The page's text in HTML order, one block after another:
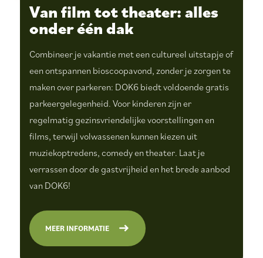
Van film tot theater: alles
onder één dak
Combineer je vakantie met een cultureel uitstapje of
een ontspannen bioscoopavond, zonder je zorgen te
maken over parkeren: DOK6 biedt voldoende gratis
parkeergelegenheid. Voor kinderen zijn er
regelmatig gezinsvriendelijke voorstellingen en
films, terwijl volwassenen kunnen kiezen uit
muziekoptredens, comedy en theater. Laat je
verrassen door de gastvrijheid en het brede aanbod
van DOK6!
MEER INFORMATIE